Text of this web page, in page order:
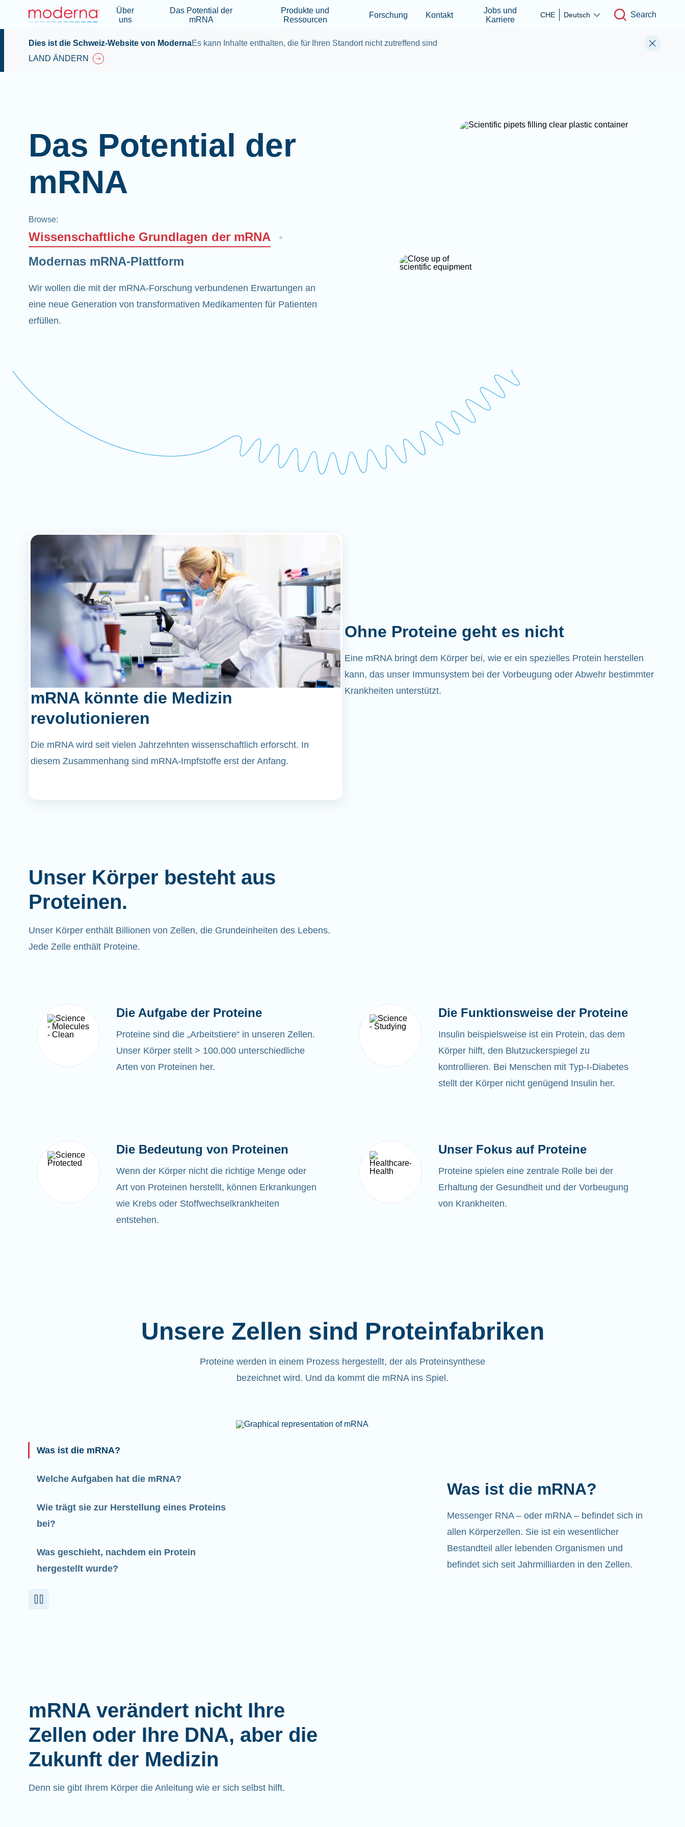
Skip to main content
Über
uns
Das Potential der
mRNA
Produkte und
Ressourcen
Forschung Kontakt
Jobs und
Karriere
CHE Deutsch Search
Dies ist die Schweiz-Website von ModernaEs kann Inhalte enthalten, die für Ihren Standort nicht zutreffend sind
LAND ÄNDERN
Das Potential der
mRNA
Browse:
Wissenschaftliche Grundlagen der mRNA
Modernas mRNA-Plattform
Wir wollen die mit der mRNA-Forschung verbundenen Erwartungen an
eine neue Generation von transformativen Medikamenten für Patienten
erfüllen.
mRNA könnte die Medizin
revolutionieren
Die mRNA wird seit vielen Jahrzehnten wissenschaftlich erforscht. In
diesem Zusammenhang sind mRNA-Impfstoffe erst der Anfang.
Ohne Proteine geht es nicht
Eine mRNA bringt dem Körper bei, wie er ein spezielles Protein herstellen
kann, das unser Immunsystem bei der Vorbeugung oder Abwehr bestimmter
Krankheiten unterstützt.
Unser Körper besteht aus
Proteinen.
Unser Körper enthält Billionen von Zellen, die Grundeinheiten des Lebens.
Jede Zelle enthält Proteine.
Die Aufgabe der Proteine
Proteine sind die „Arbeitstiere“ in unseren Zellen.
Unser Körper stellt > 100.000 unterschiedliche
Arten von Proteinen her.
Die Funktionsweise der Proteine
Insulin beispielsweise ist ein Protein, das dem
Körper hilft, den Blutzuckerspiegel zu
kontrollieren. Bei Menschen mit Typ-I-Diabetes
stellt der Körper nicht genügend Insulin her.
Die Bedeutung von Proteinen
Wenn der Körper nicht die richtige Menge oder
Art von Proteinen herstellt, können Erkrankungen
wie Krebs oder Stoffwechselkrankheiten
entstehen.
Unser Fokus auf Proteine
Proteine spielen eine zentrale Rolle bei der
Erhaltung der Gesundheit und der Vorbeugung
von Krankheiten.
Unsere Zellen sind Proteinfabriken
Proteine werden in einem Prozess hergestellt, der als Proteinsynthese
bezeichnet wird. Und da kommt die mRNA ins Spiel.
Was ist die mRNA?
Welche Aufgaben hat die mRNA?
Wie trägt sie zur Herstellung eines Proteins
bei?
Was geschieht, nachdem ein Protein
hergestellt wurde?
Was ist die mRNA?
Messenger RNA – oder mRNA – befindet sich in
allen Körperzellen. Sie ist ein wesentlicher
Bestandteil aller lebenden Organismen und
befindet sich seit Jahrmilliarden in den Zellen.
mRNA verändert nicht Ihre
Zellen oder Ihre DNA, aber die
Zukunft der Medizin
Denn sie gibt Ihrem Körper die Anleitung wie er sich selbst hilft.